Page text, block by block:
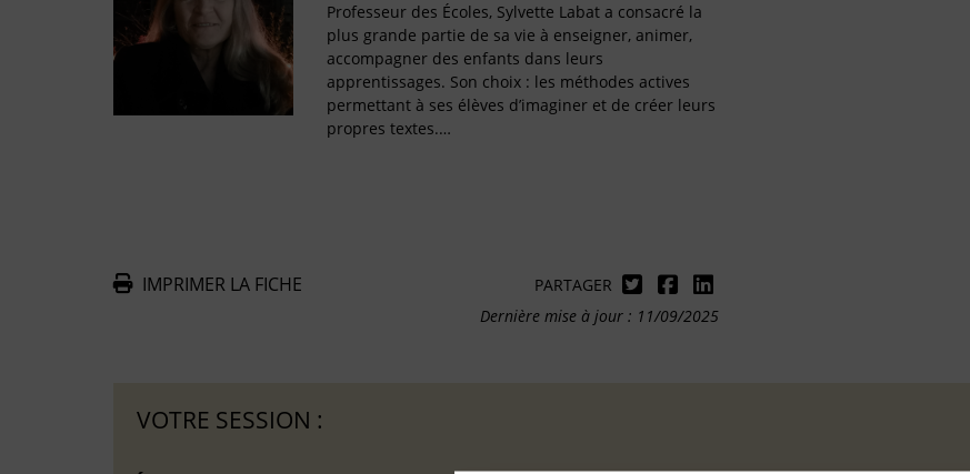
Professeur des Écoles, Sylvette Labat a consacré la
plus grande partie de sa vie à enseigner, animer,
accompagner des enfants dans leurs
apprentissages. Son choix : les méthodes actives
permettant à ses élèves d’imaginer et de créer leurs
propres textes.…
IMPRIMER LA FICHE
PARTAGER
Dernière mise à jour : 11/09/2025
VOTRE SESSION :